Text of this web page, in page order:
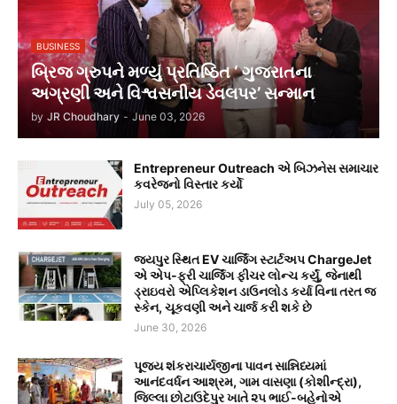
BUSINESS
બ્રિજ ગ્રુપને મળ્યું પ્રતિષ્ઠિત ‘ ગુજરાતના
અગ્રણી અને વિશ્વસનીય ડેવલપર’ સન્માન
by JR Choudhary - June 03, 2026
Entrepreneur Outreach એ બિઝનેસ સમાચાર
કવરેજનો વિસ્તાર કર્યો
July 05, 2026
જયપુર સ્થિત EV ચાર્જિંગ સ્ટાર્ટઅપ ChargeJet
એ એપ-ફ્રી ચાર્જિંગ ફીચર લોન્ચ કર્યું, જેનાથી
ડ્રાઇવરો એપ્લિકેશન ડાઉનલોડ કર્યા વિના તરત જ
સ્કેન, ચૂકવણી અને ચાર્જ કરી શકે છે
June 30, 2026
પૂજ્ય શંકરાચાર્યજીના પાવન સાન્નિધ્યમાં
આનંદવર્ધન આશ્રમ, ગામ વાસણા (કોશીન્દ્રા),
જિલ્લા છોટાઉદેપુર ખાતે ૨૫ ભાઈ-બહેનોએ